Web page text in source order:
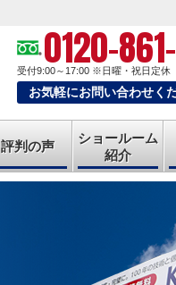
0120-
受付9:00～17:00 ※日曜・祝日定休
お気軽にお問い合わせく
評判の声
ショールーム
紹介